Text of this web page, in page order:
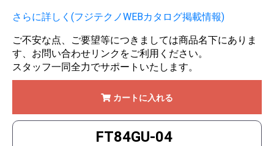
さらに詳しく(フジテクノWEBカタログ掲載情報)
ご不安な点、ご要望等につきましては商品名下にありま
す、お問い合わせリンクをご利用ください。
スタッフ一同全力でサポートいたします。
カートに入れる
FT84GU-04